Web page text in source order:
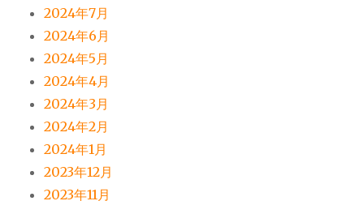
2024年7月
2024年6月
2024年5月
2024年4月
2024年3月
2024年2月
2024年1月
2023年12月
2023年11月